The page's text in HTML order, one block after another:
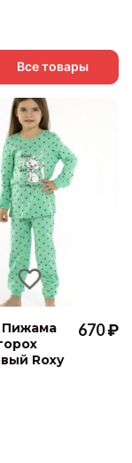
Все товары
Пижама
Roxy
670 ₽